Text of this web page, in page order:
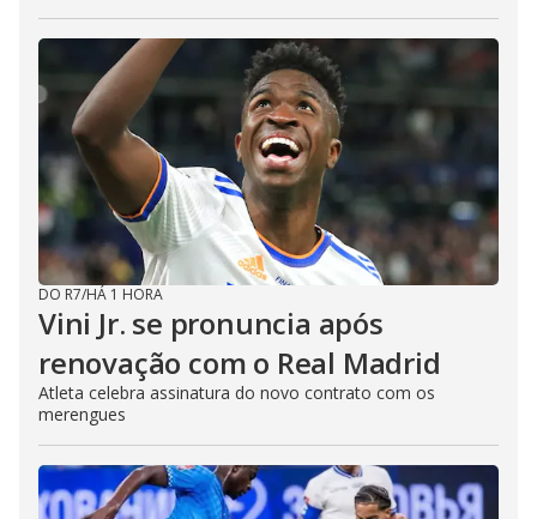
DO R7/HÁ 1 HORA
Vini Jr. se pronuncia após
renovação com o Real Madrid
Atleta celebra assinatura do novo contrato com os
merengues